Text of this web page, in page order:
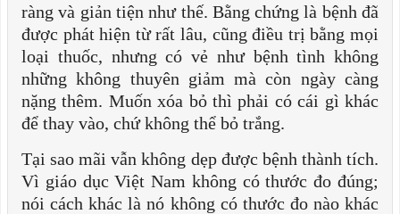
ràng và giản tiện như thế. Bằng chứng là bệnh đã
được phát hiện từ rất lâu, cũng điều trị bằng mọi
loại thuốc, nhưng có vẻ như bệnh tình không
những không thuyên giảm mà còn ngày càng
nặng thêm. Muốn xóa bỏ thì phải có cái gì khác
để thay vào, chứ không thể bỏ trắng.
Tại sao mãi vẫn không dẹp được bệnh thành tích.
Vì giáo dục Việt Nam không có thước đo đúng;
nói cách khác là nó không có thước đo nào khác